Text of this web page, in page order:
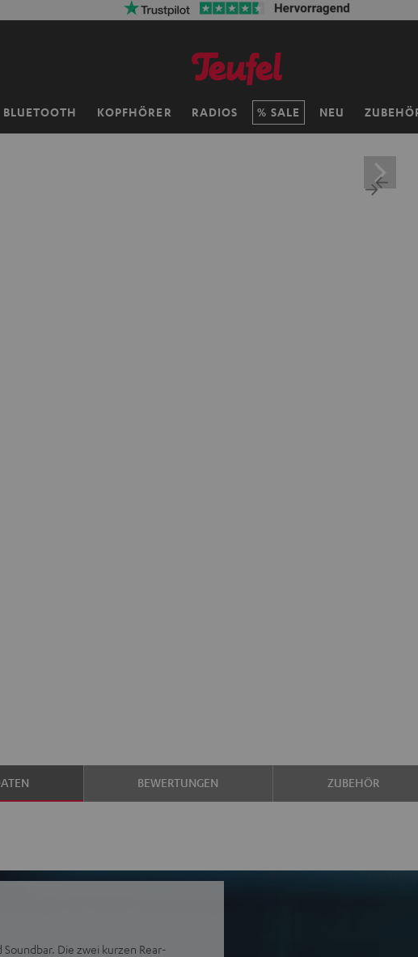
BLUETOOTH KOPFHÖRER RADIOS SALE NEU
BEWERTUNGEN ZUBEHÖR
Die zwei kurzen Rear-